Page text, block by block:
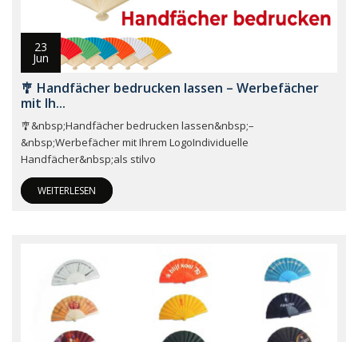
23
Jun
🎐 Handfächer bedrucken lassen – Werbefächer
mit Ih...
🎐&nbsp;Handfächer bedrucken lassen&nbsp;–
&nbsp;Werbefächer mit Ihrem LogoIndividuelle
Handfächer&nbsp;als stilvo
WEITERLESEN